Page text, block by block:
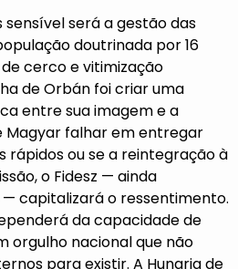
sensível será a gestão das
doutrinada por 16
cerco e vitimização
de Orbán foi criar uma
entre sua imagem e a
Magyar falhar em entregar
rápidos ou se a reintegração à
o Fidesz — ainda
capitalizará o ressentimento.
da capacidade de
orgulho nacional que não
para existir. A Hungria de